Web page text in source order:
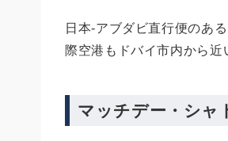
日本-アブダビ直行便のあ
際空港もドバイ市内から近
マッチデー・シャ